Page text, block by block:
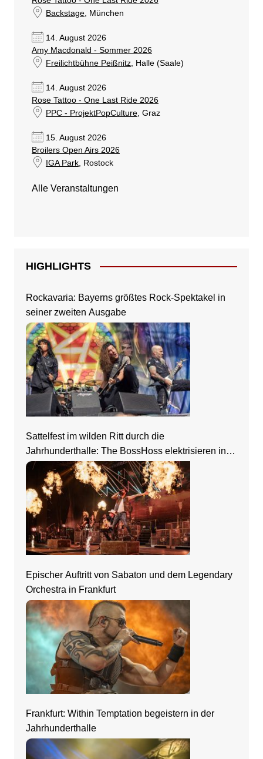
Backstage, München
14. August 2026
Amy Macdonald - Sommer 2026
Freilichtbühne Peißnitz, Halle (Saale)
14. August 2026
Rose Tattoo - One Last Ride 2026
PPC - ProjektPopCulture, Graz
15. August 2026
Broilers Open Airs 2026
IGA Park, Rostock
Alle Veranstaltungen
HIGHLIGHTS
Rockavaria: Bayerns größtes Rock-Spektakel in
seiner zweiten Ausgabe
Sattelfest im wilden Ritt durch die
Jahrhunderthalle: The BossHoss elektrisieren in
Frankfurt
Epischer Auftritt von Sabaton und dem Legendary
Orchestra in Frankfurt
Frankfurt: Within Temptation begeistern in der
Jahrhunderthalle